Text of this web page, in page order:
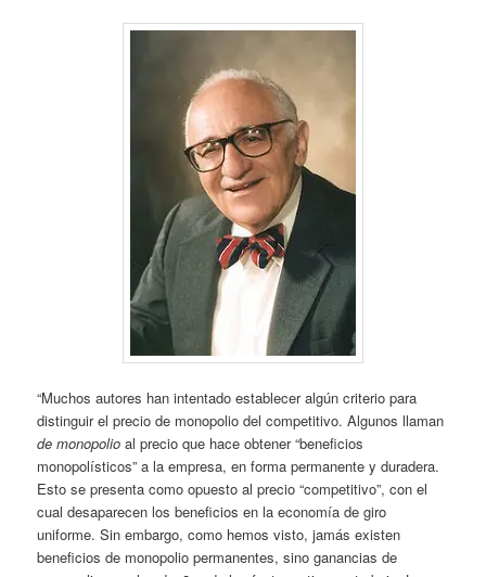
“Muchos autores han intentado establecer algún criterio para
distinguir el precio de monopolio del competitivo. Algunos llaman
de monopolioal precio que hace obtener “beneficios
monopolísticos” a la empresa, en forma permanente y duradera.
Esto se presenta como opuesto al precio “competitivo”, con el
cual desaparecen los beneficios en la economía de giro
uniforme. Sin embargo, como hemos visto, jamás existen
beneficios de monopolio permanentes, sino ganancias de